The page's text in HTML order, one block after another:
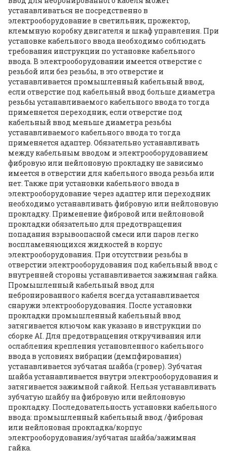
устанавливаться не посредственно в
электрооборудование в светильник, прожектор,
клеммную коробку двигателя и шкаф управления. При
установке кабельного ввода необходимо соблюдать
требования инструкции по установке кабельного
ввода. В электрооборудовании имеется отверстие с
резьбой или без резьбы, в это отверстие и
устанавливается промышленный кабельный ввод,
если отверстие под кабельный ввод больше диаметра
резьбы устанавливаемого кабельного ввода то тогда
применяется переходник, если отверстие под
кабельный ввод меньше диаметра резьбы
устанавливаемого кабельного ввода то тогда
применяется адаптер. Обязательно устанавливать
между кабельным вводом и электрооборудованием
фибровую или нейлоновую прокладку не зависимо
имеется в отверстии для кабельного ввода резьба или
нет. Также при установки кабельного ввода в
электрооборудование через адаптер или переходник
необходимо устанавливать фибровую или нейлоновую
прокладку. Применение фибровой или нейлоновой
прокладки обязательно для предотвращения
попадания взрывоопасной смеси или паров легко
воспламеняющихся жидкостей в корпус
электрооборудования. При отсутствии резьбы в
отверстии электрооборудования под кабельный ввод с
внутренней стороны устанавливается зажимная гайка.
Промышленный кабельный ввод для
небронированного кабеля всегда устанавливается
снаружи электрооборудования. После установки
прокладки промышленный кабельный ввод
затягивается ключом как указано в инструкции по
сборке AI. Для предотвращения откручивания или
ослабления крепления установленного кабельного
ввода в условиях вибрации (демпфирования)
устанавливается зубчатая шайба (гровер). Зубчатая
шайба устанавливается внутри электрооборудования и
затягивается зажимной гайкой. Нельзя устанавливать
зубчатую шайбу на фибровую или нейлоновую
прокладку. Последовательность установки кабельного
ввода: промышленный кабельный ввод /фибровая
или нейлоновая прокладка/корпус
электрооборудования/зубчатая шайба/зажимная
гайка.